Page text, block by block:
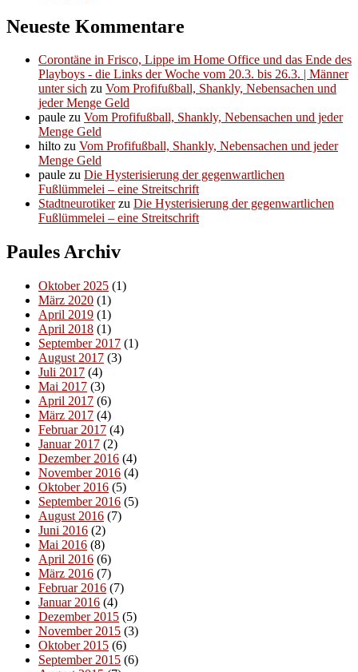
Neueste Kommentare
Corontäne in Frisco, Lippe im Home Office und das Ende des
Playboys - die Links der Woche vom 20.3. bis 26.3. | Männer
unter sich zu Vom Profifußball, Shankly, Nebensachen und
jeder Menge Geld
paule zu Vom Profifußball, Shankly, Nebensachen und jeder
Menge Geld
hilto zu Vom Profifußball, Shankly, Nebensachen und jeder
Menge Geld
paule zu Die Hysterisierung der gegenwartlichen
Fußlümmelei – eine Streitschrift
Stadtneurotikerzu Die Hysterisierung der gegenwartlichen
Fußlümmelei – eine Streitschrift
Paules Archiv
Oktober 2025 (1)
März 2020 (1)
April 2019 (1)
April 2018 (1)
September 2017 (1)
August 2017 (3)
Juli 2017 (4)
Mai 2017 (3)
April 2017 (6)
März 2017 (4)
Februar 2017 (4)
Januar 2017 (2)
Dezember 2016 (4)
November 2016 (4)
Oktober 2016 (5)
September 2016 (5)
August 2016 (7)
Juni 2016 (2)
Mai 2016 (8)
April 2016 (6)
März 2016 (7)
Februar 2016 (7)
Januar 2016 (4)
Dezember 2015 (5)
November 2015 (3)
Oktober 2015 (6)
September 2015 (6)